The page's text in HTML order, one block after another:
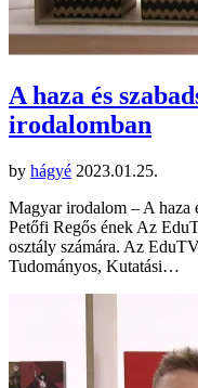
A haza és
irodalomban
by hágyé 2023.01.25.
Magyar irodalom – A haza
Petőfi Regős ének Az
osztály számára. Az
Tudományos, Kutatási…